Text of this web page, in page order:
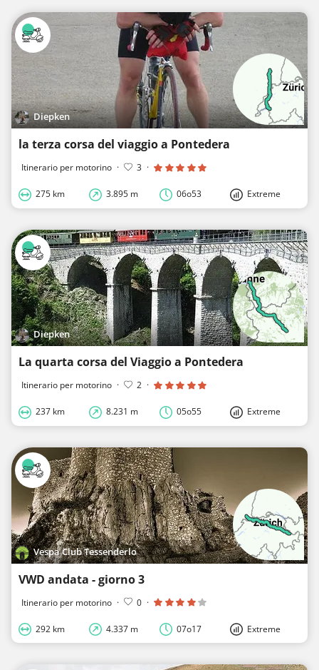
Diepken
la terza corsa del viaggio a Pontedera
Itinerario per motorino · 3 ·
275 km 3.895 m 06o53 Extreme
Diepken
La quarta corsa del Viaggio a Pontedera
Itinerario per motorino · 2 ·
237 km 8.231 m 05o55 Extreme
Vespa Club Tessenderlo
VWD andata - giorno 3
Itinerario per motorino · 0 ·
292 km 4.337 m 07o17 Extreme